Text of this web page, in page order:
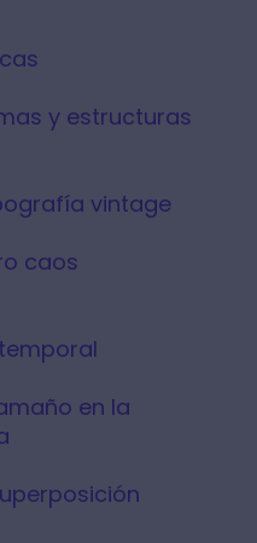
y estructuras
vintage
caos
en la